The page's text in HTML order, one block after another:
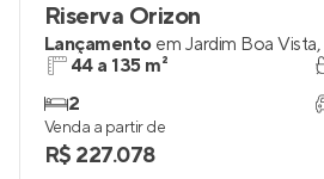
Riserva Orizon
Lançamento em Jardim Boa Vista,
44 a 135 m²
2
Venda a partir de
R$ 227.078